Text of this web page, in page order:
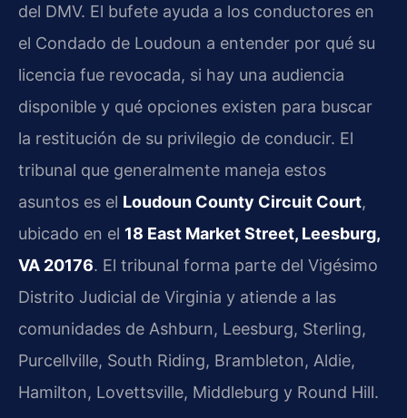
del DMV. El bufete ayuda a los conductores en
el Condado de Loudoun a entender por qué su
licencia fue revocada, si hay una audiencia
disponible y qué opciones existen para buscar
la restitución de su privilegio de conducir. El
tribunal que generalmente maneja estos
asuntos es el Loudoun County Circuit Court,
ubicado en el 18 East Market Street, Leesburg,
VA 20176. El tribunal forma parte del Vigésimo
Distrito Judicial de Virginia y atiende a las
comunidades de Ashburn, Leesburg, Sterling,
Purcellville, South Riding, Brambleton, Aldie,
Hamilton, Lovettsville, Middleburg y Round Hill.